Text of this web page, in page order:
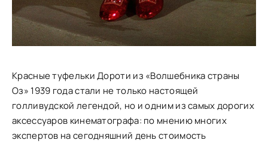
Красные туфельки Дороти из «Волшебника страны
Оз» 1939 года стали не только настоящей
голливудской легендой, но и одним из самых дорогих
аксессуаров кинематографа: по мнению многих
экспертов на сегодняшний день стоимость